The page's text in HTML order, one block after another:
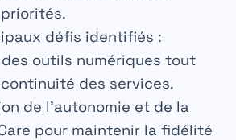
défis identifiés :
des outils numériques tout
des services.
de l’autonomie et de la
pour maintenir la fidélité